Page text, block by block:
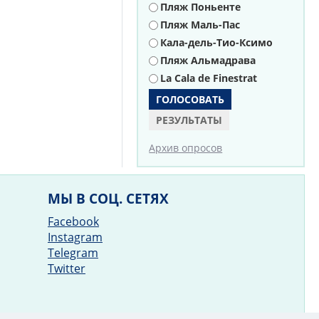
Пляж Поньенте
Пляж Маль-Пас
Кала-дель-Тио-Ксимо
Пляж Альмадрава
La Cala de Finestrat
РЕЗУЛЬТАТЫ
Архив опросов
МЫ В СОЦ. СЕТЯХ
Facebook
Instagram
Telegram
Twitter